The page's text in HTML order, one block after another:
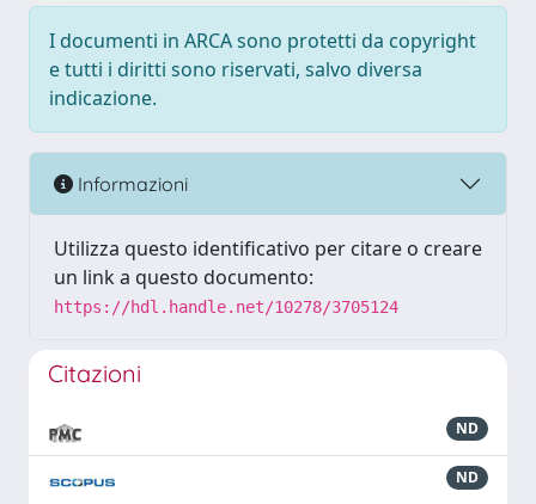
I documenti in ARCA sono protetti da copyright
e tutti i diritti sono riservati, salvo diversa
indicazione.
Informazioni
Utilizza questo identificativo per citare o creare
un link a questo documento:
https://hdl.handle.net/10278/3705124
Citazioni
ND
ND